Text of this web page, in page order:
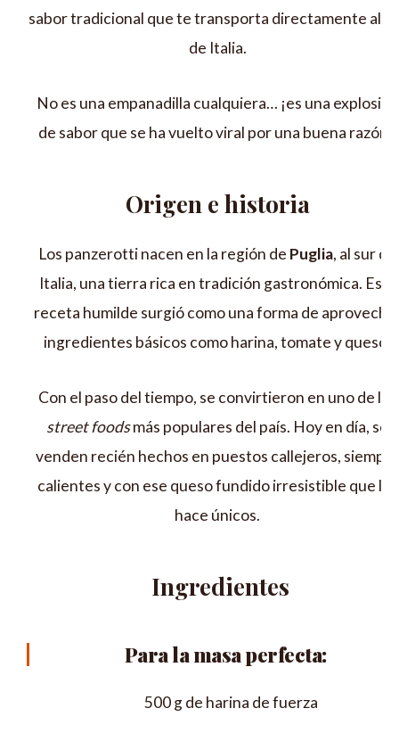
sabor tradicional que te transporta directamente al
de Italia.
No es una empanadilla cualquiera… ¡es una explosión
de sabor que se ha vuelto viral por una buena razón!
Origen e historia
Los panzerotti nacen en la región de Puglia, al sur de
Italia, una tierra rica en tradición gastronómica. Esta
receta humilde surgió como una forma de
ingredientes básicos como harina, tomate y queso.
Con el paso del tiempo, se convirtieron en uno de los
street foodsmás populares del país. Hoy en día, se
venden recién hechos en puestos callejeros, siempre
calientes y con ese queso fundido irresistible que los
hace únicos.
Ingredientes
Para la masa perfecta:
500 g de harina de fuerza